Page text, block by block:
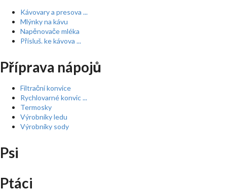
Kávovary a presova ...
Mlýnky na kávu
Napěnovače mléka
Přísluš. ke kávova ...
Příprava nápojů
Filtrační konvice
Rychlovarné konvic ...
Termosky
Výrobníky ledu
Výrobníky sody
Psi
Ptáci